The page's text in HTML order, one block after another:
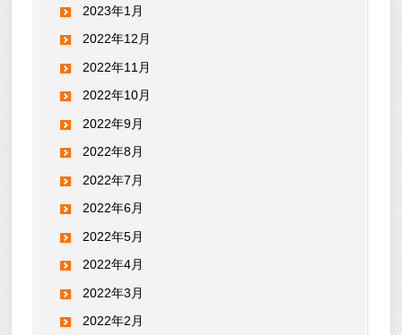
2023年1月
2022年12月
2022年11月
2022年10月
2022年9月
2022年8月
2022年7月
2022年6月
2022年5月
2022年4月
2022年3月
2022年2月